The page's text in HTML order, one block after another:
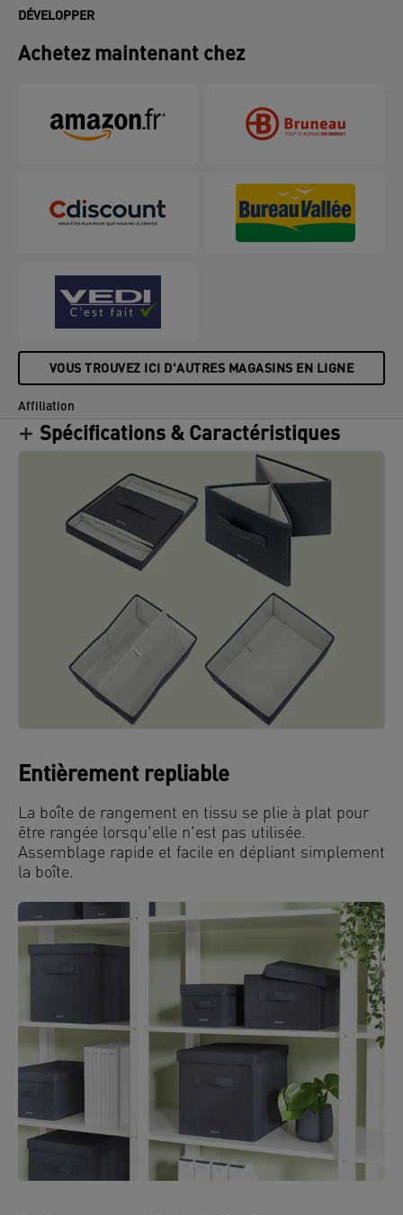
votre maison et vos espaces de travail. Les grandes
idéale pour être utilisées dans les meubles de
ranger des documents, des classeurs à levier, des
vêtements et d'autres objets indispensables à la
renforcé avec du carton recyclé pour plus de solidité
et de durabilité. Au total, 57% de contenu recyclé.
Lorsqu'elles ne sont pas utilisées, les boîtes de
rangement peuvent être repliées pour être
rangement avec poignées sont le complément
parfait à votre maison ou à votre bureau pour vous
assurer de rester détendu et productif toute la
DÉVELOPPER
Achetez maintenant chez
VOUS TROUVEZ ICI D'AUTRES MAGASINS EN LIGNE
Affiliation
Spécifications & Caractéristiques
Entièrement repliable
La boîte de rangement en tissu se plie à plat pour
être rangée lorsqu'elle n'est pas utilisée.
Assemblage rapide et facile en dépliant simplement
la boîte.